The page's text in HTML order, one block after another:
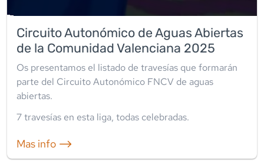
Circuito Autonómico de Aguas Abiertas
de la Comunidad Valenciana 2025
Os presentamos el listado de travesías que formarán
parte del Circuito Autonómico FNCV de aguas
abiertas.
7travesías en esta liga, todas celebradas.
Mas info ⟶